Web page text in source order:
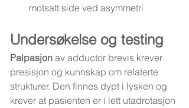
motsatt side ved asymmetri
Undersøkelse og testing
Palpasjon av adductor brevis krever
presisjon og kunnskap om relaterte
strukturer. Den finnes dypt i lysken og
krever at pasienten er i lett utadrotasjon